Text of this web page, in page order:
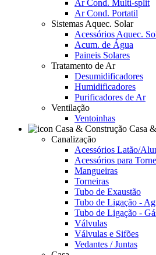
Ar Cond. Multi-split
Ar Cond. Portatil
Sistemas Aquec. Solar
Acessórios Aquec.
Acum. de Água
Paineis Solares
Tratamento de Ar
Desumidificadores
Humidificadores
Purificadores de Ar
Ventilação
Ventoinhas
Casa
Canalização
Acessórios Latão/
Acessórios para
Mangueiras
Torneiras
Tubo de Exaustão
Tubo de Ligação -
Tubo de Ligação -
Válvulas
Válvulas e Sifões
Vedantes / Juntas